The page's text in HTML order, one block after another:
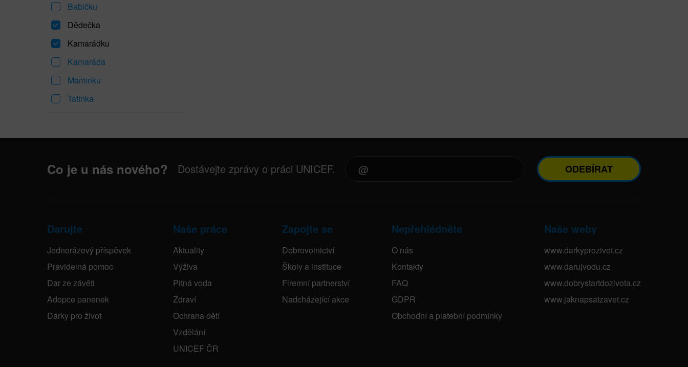
Babičku
Dědečka
Kamarádku
Kamaráda
Maminku
Tatínka
Co je u nás nového? Dostávejte zprávy o práci UNICEF. ODEBÍRAT
Darujte
Jednorázový příspěvek
Pravidelná pomoc
Dar ze závěti
Adopce panenek
Dárky pro život
Naše práce
Aktuality
Výživa
Pitná voda
Zdraví
Ochrana dětí
Vzdělání
UNICEF ČR
Zapojte se
Dobrovolnictví
Školy a instituce
Firemní partnerství
Nadcházející akce
Nepřehlédněte
O nás
Kontakty
FAQ
GDPR
Obchodní a platební podmínky
Naše weby
www.darkyprozivot.cz
www.darujvodu.cz
www.dobrystartdozivota.cz
www.jaknapsatzavet.cz